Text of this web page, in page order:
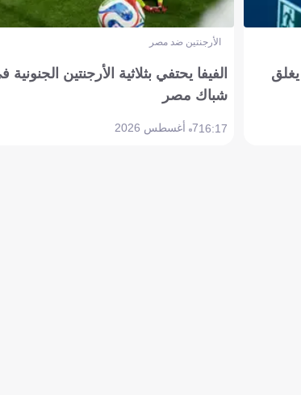
الأرجنتين ضد مصر
الفيفا يحتفي بثلاثية الأرجنتين الجنونية
شباك مصر
16:177 أغسطس 2026